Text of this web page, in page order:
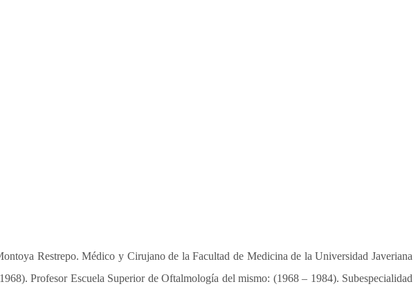
Restrepo. Médico y Cirujano de la Facultad de Medicina de la Universidad Javeriana
Profesor Escuela Superior de Oftalmología del mismo: (1968 – 1984). Subespecialidad